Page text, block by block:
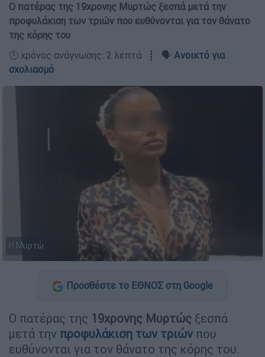
Ο πατέρας της 19χρονης Μυρτώς ξεσπά μετά την
προφυλάκιση των τριών που ευθύνονται για τον θάνατο
της κόρης του
🕛 χρόνος ανάγνωσης: 2 λεπτά ┋ 🗣️ Ανοικτό για
σχολιασμό
Η Μυρτώ
Προσθέστε το ΕΘΝΟΣ στη Google
Ο πατέρας της 19χρονης Μυρτώς ξεσπά
μετά την προφυλάκιση των τριώνπου
ευθύνονται για τον θάνατο της κόρης του.